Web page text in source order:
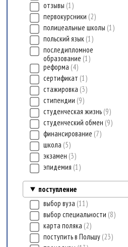
отзывы 1
первокурсники 2
полицеальные школы 1
польский язык 1
последипломное
образование 1
реформа 4
сертификат 1
стажировка 3
стипендии 9
студенческая жизнь 9
студенческий обмен 9
финансирование 7
школа 5
экзамен 3
эпидемия 1
поступление
выбор вуза 11
выбор специальности 8
карта поляка 2
поступить в Польшу 23